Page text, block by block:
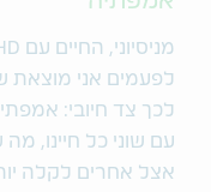
לפעמים אני
עם שוני כל חיינו,
אצל אחרים לקלה